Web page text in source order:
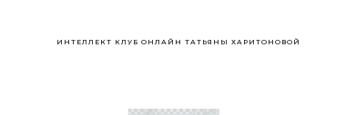
ИНТЕЛЛЕКТ КЛУБ ОНЛАЙН ТАТЬЯНЫ ХАРИТОНОВОЙ